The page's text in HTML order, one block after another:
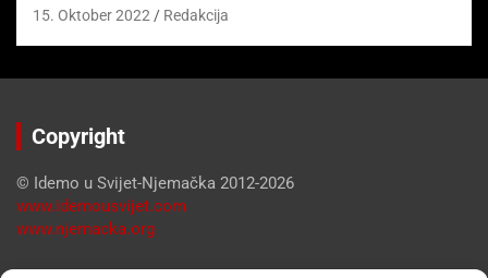
15. Oktober 2022 Redakcija
Copyright
© Idemo u Svijet-Njemačka 2012-2026
www.idemousvijet.com
www.njemacka.org